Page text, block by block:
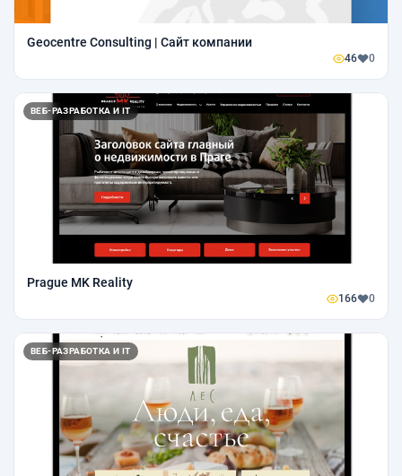
Geocentre Consulting | Сайт компании
46 0
ВЕБ-РАЗРАБОТКА И IT
Prague MK Reality
166 0
ВЕБ-РАЗРАБОТКА И IT